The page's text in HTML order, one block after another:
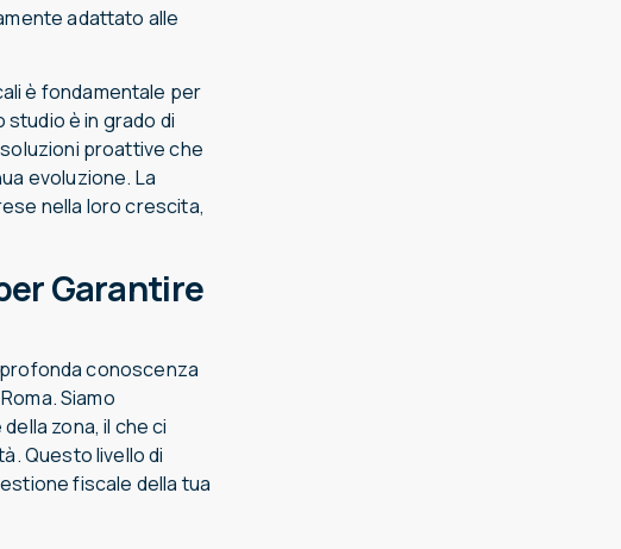
adattato alle
è fondamentale per
è in grado di
proattive che
evoluzione. La
nella loro crescita,
Garantire
conoscenza
Siamo
zona, il che ci
Questo livello di
fiscale della tua